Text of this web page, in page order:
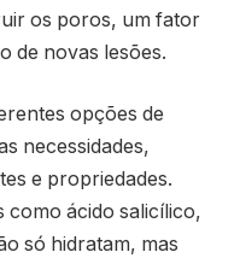
os poros, um fator
de novas lesões.
opções de
necessidades,
e propriedades.
como ácido salicílico,
só hidratam, mas